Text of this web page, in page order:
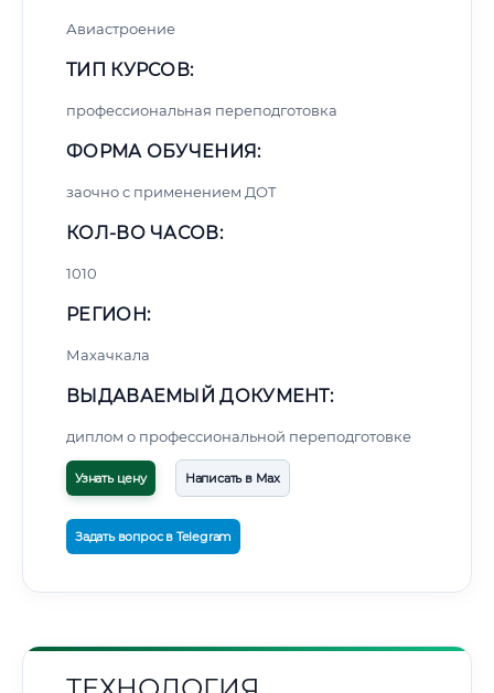
Авиастроение
ТИП КУРСОВ:
профессиональная переподготовка
ФОРМА ОБУЧЕНИЯ:
заочно с применением ДОТ
КОЛ-ВО ЧАСОВ:
1010
РЕГИОН:
Махачкала
ВЫДАВАЕМЫЙ ДОКУМЕНТ:
диплом о профессиональной переподготовке
Узнать цену Написать в Max
Задать вопрос в Telegram